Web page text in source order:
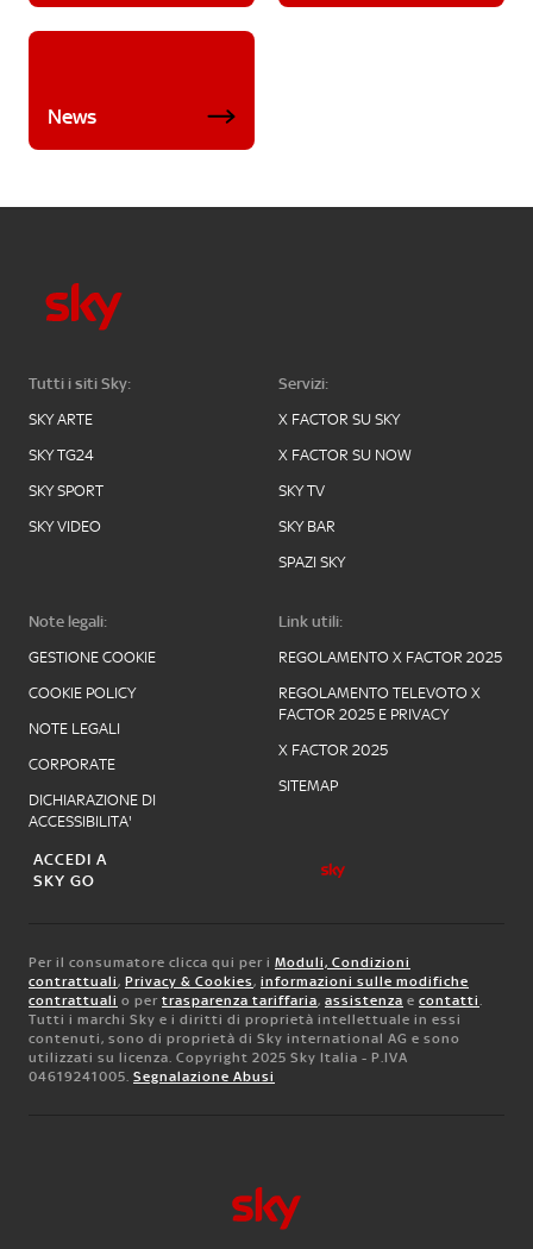
News
Tutti i siti Sky:
SKY ARTE
SKY TG24
SKY SPORT
SKY VIDEO
Servizi:
X FACTOR SU SKY
X FACTOR SU NOW
SKY TV
SKY BAR
SPAZI SKY
Note legali:
GESTIONE COOKIE
COOKIE POLICY
NOTE LEGALI
CORPORATE
DICHIARAZIONE DI
ACCESSIBILITA'
Link utili:
REGOLAMENTO X FACTOR 2025
REGOLAMENTO TELEVOTO X
FACTOR 2025 E PRIVACY
X FACTOR 2025
SITEMAP
ACCEDI A
SKY GO
Per il consumatore clicca qui per i Moduli, Condizioni
contrattuali, Privacy & Cookies, informazioni sulle modifiche
contrattuali o per trasparenza tariffaria, assistenza e contatti.
Tutti i marchi Sky e i diritti di proprietà intellettuale in essi
contenuti, sono di proprietà di Sky international AG e sono
utilizzati su licenza. Copyright 2025 Sky Italia - P.IVA
04619241005. Segnalazione Abusi